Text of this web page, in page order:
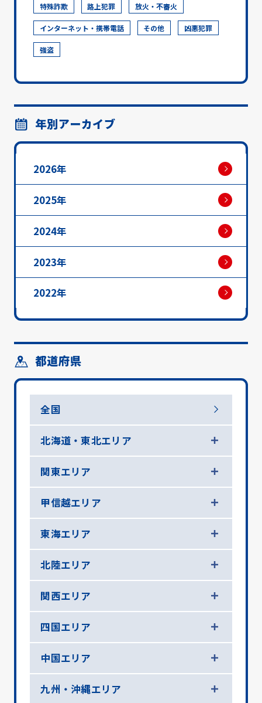
特殊詐欺 路上犯罪 放火・不審火
インターネット・携帯電話 その他 凶悪犯罪
強盗
年別アーカイブ
2026年
2025年
2024年
2023年
2022年
都道府県
全国
北海道・東北エリア
関東エリア
甲信越エリア
東海エリア
北陸エリア
関西エリア
四国エリア
中国エリア
九州・沖縄エリア